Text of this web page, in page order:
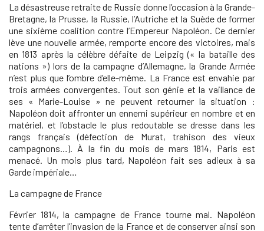
La désastreuse retraite de Russie donne l’occasion à la Grande-
Bretagne, la Prusse, la Russie, l’Autriche et la Suède de former
une sixième coalition contre l’Empereur Napoléon. Ce dernier
lève une nouvelle armée, remporte encore des victoires, mais
en 1813 après la célèbre défaite de Leipzig (« la bataille des
nations ») lors de la campagne d’Allemagne, la Grande Armée
n’est plus que l’ombre d’elle-même. La France est envahie par
trois armées convergentes. Tout son génie et la vaillance de
ses « Marie-Louise » ne peuvent retourner la situation :
Napoléon doit affronter un ennemi supérieur en nombre et en
matériel, et l’obstacle le plus redoutable se dresse dans les
rangs français (défection de Murat, trahison des vieux
campagnons…). À la fin du mois de mars 1814, Paris est
menacé. Un mois plus tard, Napoléon fait ses adieux à sa
Garde impériale…
La campagne de France
Février 1814, la campagne de France tourne mal. Napoléon
tente d’arrêter l’invasion de la France et de conserver ainsi son